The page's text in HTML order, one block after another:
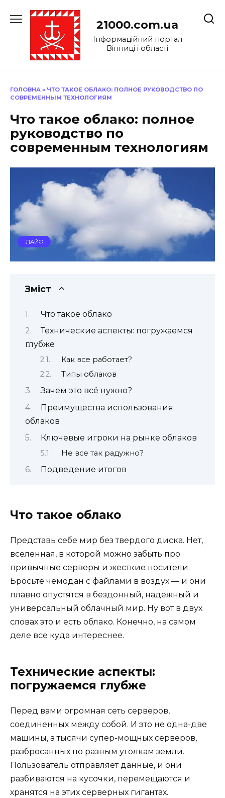
до
21000.com.ua
Інформаційний портал
Вінниці і області
ГОЛОВНА » ЧТО ТАКОЕ ОБЛАКО: ПОЛНОЕ РУКОВОДСТВО ПО
СОВРЕМЕННЫМ ТЕХНОЛОГИЯМ
Что такое облако: полное
руководство по
современным технологиям
ЛАЙФ
Зміст
Что такое облако
Технические аспекты: погружаемся
глубже
Как все работает?
Типы облаков
Зачем это всё нужно?
Преимущества использования
облаков
Ключевые игроки на рынке облаков
Не все так радужно?
Подведение итогов
Что такое облако
Представь себе мир без твердого диска. Нет,
вселенная, в которой можно забыть про
привычные серверы и жесткие носители.
Бросьте чемодан с файлами в воздух — и они
плавно опустятся в бездонный, надежный и
универсальный облачный мир. Ну вот в двух
словах это и есть облако. Конечно, на самом
деле все куда интереснее.
Технические аспекты:
погружаемся глубже
Перед вами огромная сеть серверов,
соединенных между собой. И это не одна-две
машины, а тысячи супер-мощных серверов,
разбросанных по разным уголкам земли.
Пользователь отправляет данные, и они
разбиваются на кусочки, перемещаются и
хранятся на этих серверных гигантах.